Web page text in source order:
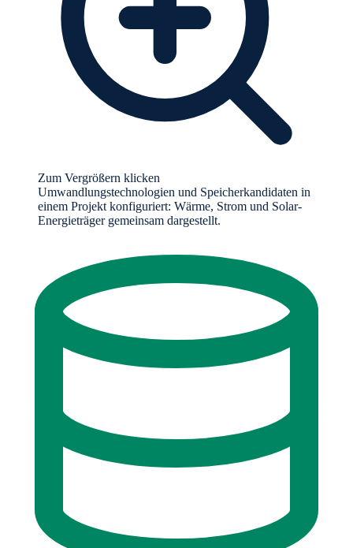
Zum Vergrößern klicken
Umwandlungstechnologien und Speicherkandidaten in
einem Projekt konfiguriert: Wärme, Strom und Solar-
Energieträger gemeinsam dargestellt.